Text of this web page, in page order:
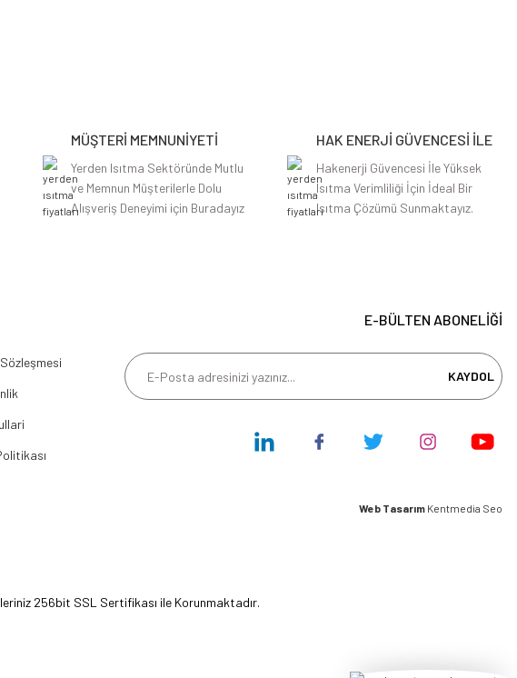
MÜŞTERİ MEMNUNİYETİ
Yerden Isıtma Sektöründe Mutlu
ve Memnun Müşterilerle Dolu
Alışveriş Deneyimi için Buradayız
HAK ENERJİ GÜVENCESİ İLE
Hakenerji Güvencesi İle Yüksek
Isıtma Verimliliği İçin İdeal Bir
Isıtma Çözümü Sunmaktayız.
E-BÜLTEN ABONELİĞİ
KAYDOL
Web Tasarım Kentmedia Seo
256bit SSL Sertifikası ile Korunmaktadır.